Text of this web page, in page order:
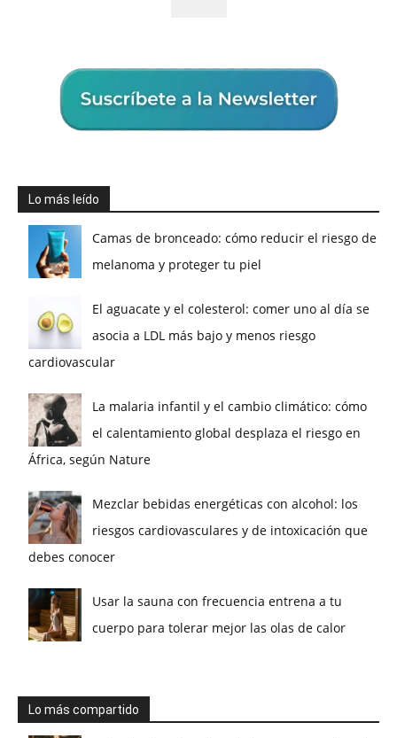
Lo más leído
Camas de bronceado: cómo reducir el riesgo de
melanoma y proteger tu piel
El aguacate y el colesterol: comer uno al día se
asocia a LDL más bajo y menos riesgo
cardiovascular
La malaria infantil y el cambio climático: cómo
el calentamiento global desplaza el riesgo en
África, según Nature
Mezclar bebidas energéticas con alcohol: los
riesgos cardiovasculares y de intoxicación que
debes conocer
Usar la sauna con frecuencia entrena a tu
cuerpo para tolerar mejor las olas de calor
Lo más compartido